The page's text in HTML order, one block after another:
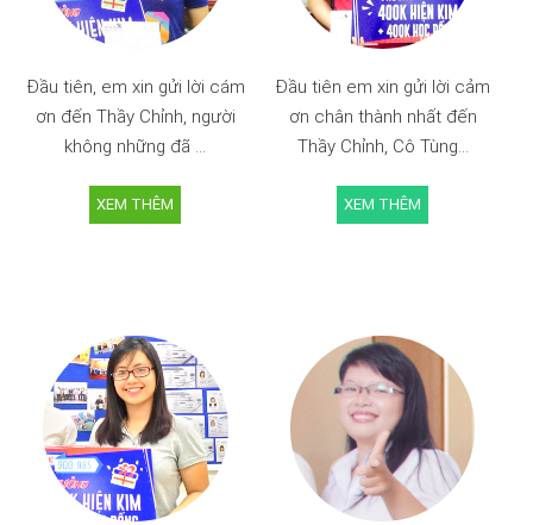
Đầu tiên, em xin gửi lời cám
ơn đến Thầy Chỉnh, người
không những đã ...
XEM THÊM
Đầu tiên em xin gửi lời cảm
ơn chân thành nhất đến
Thầy Chỉnh, Cô Tùng...
XEM THÊM